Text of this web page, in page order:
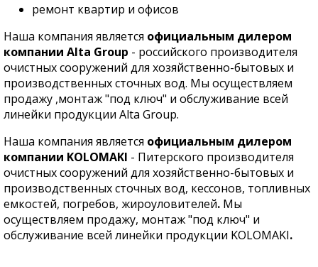
ремонт квартир и офисов
Наша компания является официальным дилером
компании Alta Group - российского производителя
очистных сооружений для хозяйственно-бытовых и
производственных сточных вод. Мы осуществляем
продажу ,монтаж "под ключ" и обслуживание всей
линейки продукции Alta Group.
Наша компания является официальным дилером
компании KOLOMAKI - Питерского производителя
очистных сооружений для хозяйственно-бытовых и
производственных сточных вод, кессонов, топливных
емкостей, погребов, жироуловителей. Мы
осуществляем продажу, монтаж "под ключ" и
обслуживание всей линейки продукции KOLOMAKI.